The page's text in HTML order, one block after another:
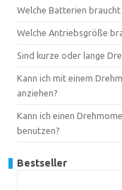
Welche Batterien
Welche Antriebsgröße
Sind kurze oder lange
Kann ich mit einem
anziehen?
Kann ich einen
benutzen?
Bestseller